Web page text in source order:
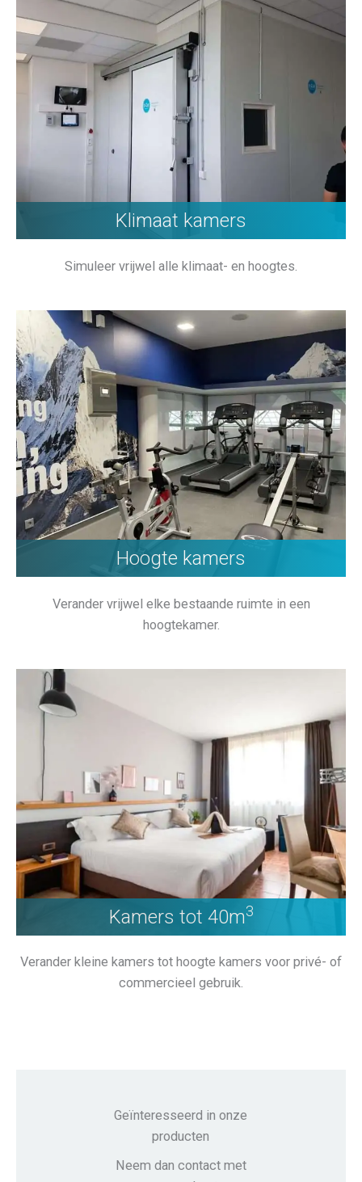
Klimaat kamers
Simuleer vrijwel alle klimaat- en hoogtes.
Hoogte kamers
Verander vrijwel elke bestaande ruimte in een
hoogtekamer.
Kamers tot 40m3
Verander kleine kamers tot hoogte kamers voor privé- of
commercieel gebruik.
Geïnteresseerd in onze
producten
Neem dan contact met